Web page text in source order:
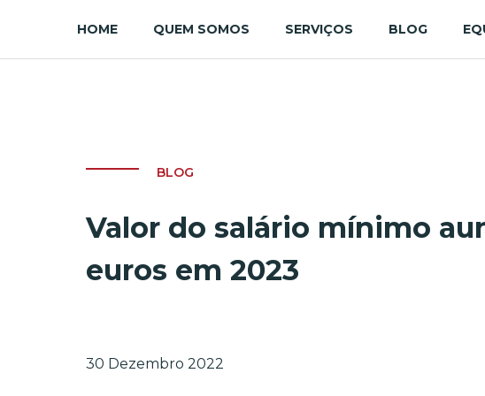
HOME QUEM SOMOS SERVIÇOS BLOG
BLOG
Valor do salário mínimo
euros em 2023
30 Dezembro 2022